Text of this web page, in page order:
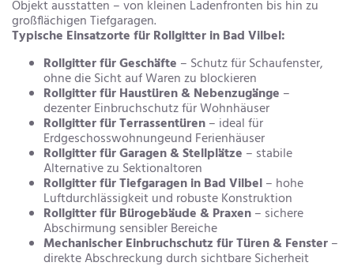
Objekt ausstatten – von kleinen Ladenfronten bis hin zu
großflächigen Tiefgaragen.
Typische Einsatzorte für Rollgitter in Bad Vilbel:
Rollgitter für Geschäfte – Schutz für Schaufenster,
ohne die Sicht auf Waren zu blockieren
Rollgitter für Haustüren & Nebenzugänge –
dezenter Einbruchschutz für Wohnhäuser
Rollgitter für Terrassentüren– ideal für
Erdgeschosswohnungeund Ferienhäuser
Rollgitter für Garagen & Stellplätze – stabile
Alternative zu Sektionaltoren
Rollgitter für Tiefgaragen in Bad Vilbel– hohe
Luftdurchlässigkeit und robuste Konstruktion
Rollgitter für Bürogebäude & Praxen– sichere
Abschirmung sensibler Bereiche
Mechanischer Einbruchschutz für Türen & Fenster–
direkte Abschreckung durch sichtbare Sicherheit